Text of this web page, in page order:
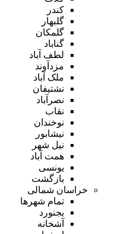
کندر
گلبهار
گلمکان
گناباد
لطف آباد
مزدآوند
ملک آباد
نشتیفان
نصرآباد
نقاب
نوخندان
نیشابور
نیل شهر
همت آباد
یونسی
بازگشت
خراسان شمالی
تمام شهر‌ها
بجنورد
آشخانه